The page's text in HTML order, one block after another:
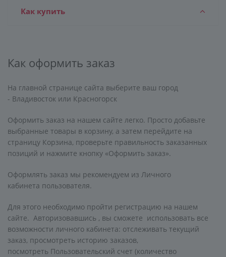
Как купить
Как оформить заказ
На главной странице сайта выберите ваш город
- Владивосток или Красногорск
Оформить заказ на нашем сайте легко. Просто добавьте
выбранные товары в корзину, а затем перейдите на
страницу Корзина, проверьте правильность заказанных
позиций и нажмите кнопку «Оформить заказ».
Оформлять заказ мы рекомендуем из Личного
кабинета пользователя.
Для этого необходимо пройти регистрацию на нашем
сайте. Авторизовавшись , вы сможете использовать все
возможности личного кабинета: отслеживать текущий
заказ, просмотреть историю заказов,
посмотреть Пользовательский счет (количество